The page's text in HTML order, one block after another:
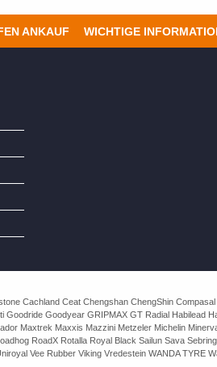
ANKAUF WICHTIGE
Cachland Ceat Chengshan ChengShin
Goodyear GRIPMAX GT Radial Habilead
Maxtrek Maxxis Mazzini Metzeler Michelin
RoadX Rotalla Royal Black Sailun Sava
Vee Rubber Viking Vredestein WANDA TYRE